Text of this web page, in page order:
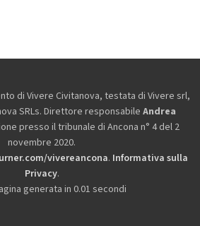
di Vivere Civitanova, testata di Vivere srl,
SRLs. Direttore responsabile Andrea
presso il tribunale di Ancona n° 4 del 2
novembre 2020.
vivereancona. Informativa sulla
Privacy.
generata in 0.01 secondi